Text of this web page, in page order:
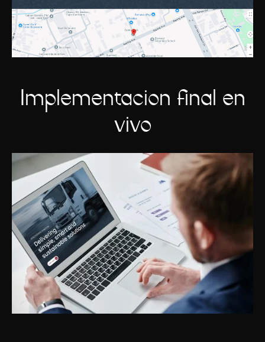
Implementación final en
vivo